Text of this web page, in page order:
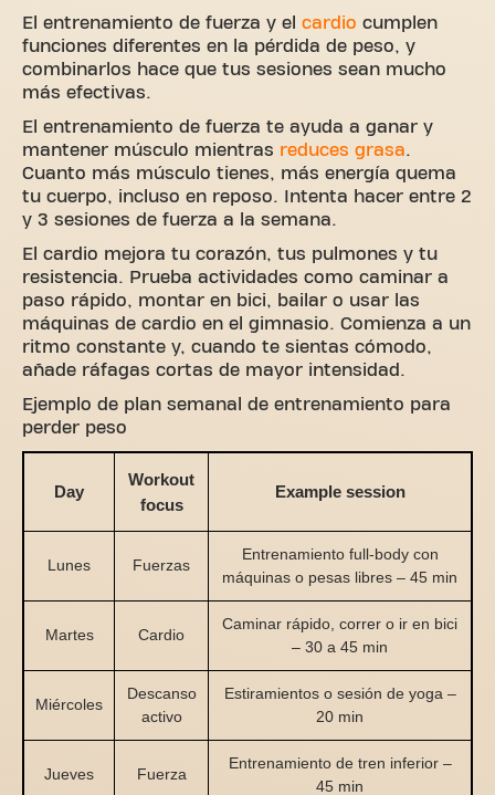
El entrenamiento de fuerza y el cardio cumplen
funciones diferentes en la pérdida de peso, y
combinarlos hace que tus sesiones sean mucho
más efectivas.
El entrenamiento de fuerza te ayuda a ganar y
mantener músculo mientras reduces grasa.
Cuanto más músculo tienes, más energía quema
tu cuerpo, incluso en reposo. Intenta hacer entre 2
y 3 sesiones de fuerza a la semana.
El cardio mejora tu corazón, tus pulmones y tu
resistencia. Prueba actividades como caminar a
paso rápido, montar en bici, bailar o usar las
máquinas de cardio en el gimnasio. Comienza a un
ritmo constante y, cuando te sientas cómodo,
añade ráfagas cortas de mayor intensidad.
Ejemplo de plan semanal de entrenamiento para
perder peso
Day
Workout
focus
Example session
Lunes Fuerzas
Entrenamiento full-body con
máquinas o pesas libres – 45 min
Martes Cardio
Caminar rápido, correr o ir en bici
– 30 a 45 min
Miércoles
Descanso
activo
Estiramientos o sesión de yoga –
20 min
Jueves Fuerza
Entrenamiento de tren inferior –
45 min